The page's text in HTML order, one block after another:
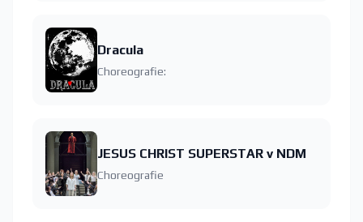
Dracula
Choreografie:
JESUS CHRIST SUPERSTAR v NDM
Choreografie